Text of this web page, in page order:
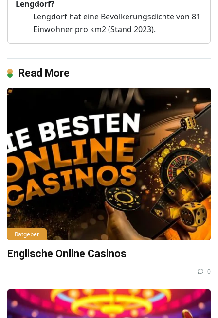
Lengdorf?
Lengdorf hat eine Bevölkerungsdichte von 81
Einwohner pro km2 (Stand 2023).
Read More
Ratgeber
Englische Online Casinos
0